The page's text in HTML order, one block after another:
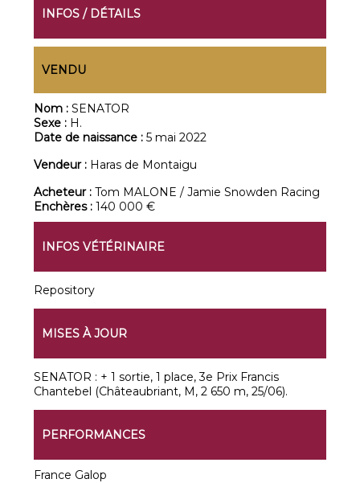
INFOS / DÉTAILS
VENDU
Nom :SENATOR
Sexe : H.
Date de naissance :5 mai 2022
Vendeur : Haras de Montaigu
Acheteur :Tom MALONE / Jamie Snowden Racing
Enchères :140 000 €
INFOS VÉTÉRINAIRE
Repository
MISES À JOUR
SENATOR : + 1 sortie, 1 place, 3e Prix Francis
Chantebel (Châteaubriant, M, 2 650 m, 25/06).
PERFORMANCES
France Galop